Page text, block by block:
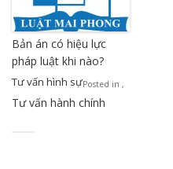
Bản án có hiệu lực
pháp luật khi nào?
Posted in
Tư vấn hình sự ,
Tư vấn hành chính